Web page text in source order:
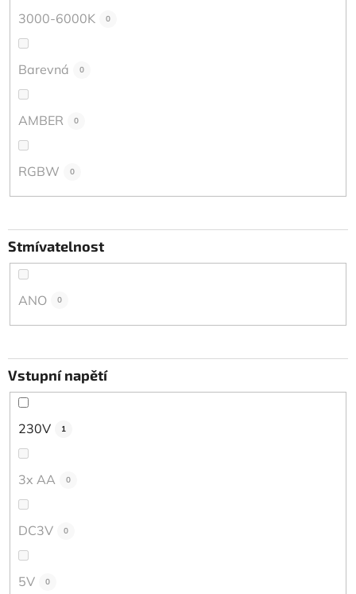
3000-6000K 0
Barevná 0
AMBER 0
RGBW 0
Stmívatelnost
ANO 0
Vstupní napětí
230V 1
3x AA 0
DC3V 0
5V 0